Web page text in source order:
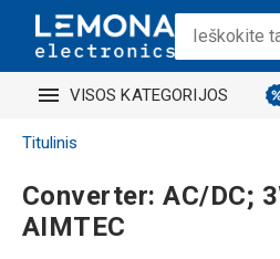
VISOS KATEGORIJOS
Titulinis
Converter: AC/DC;
AIMTEC